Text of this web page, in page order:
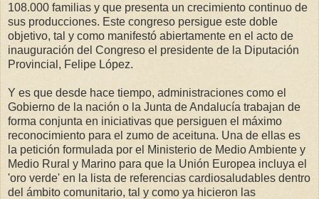
108.000 familias y que presenta un crecimiento continuo de
sus producciones. Este congreso persigue este doble
objetivo, tal y como manifestó abiertamente en el acto de
inauguración del Congreso el presidente de la Diputación
Provincial, Felipe López.
Y es que desde hace tiempo, administraciones como el
Gobierno de la nación o la Junta de Andalucía trabajan de
forma conjunta en iniciativas que persiguen el máximo
reconocimiento para el zumo de aceituna. Una de ellas es
la petición formulada por el Ministerio de Medio Ambiente y
Medio Rural y Marino para que la Unión Europea incluya el
'oro verde' en la lista de referencias cardiosaludables dentro
del ámbito comunitario, tal y como ya hicieron las